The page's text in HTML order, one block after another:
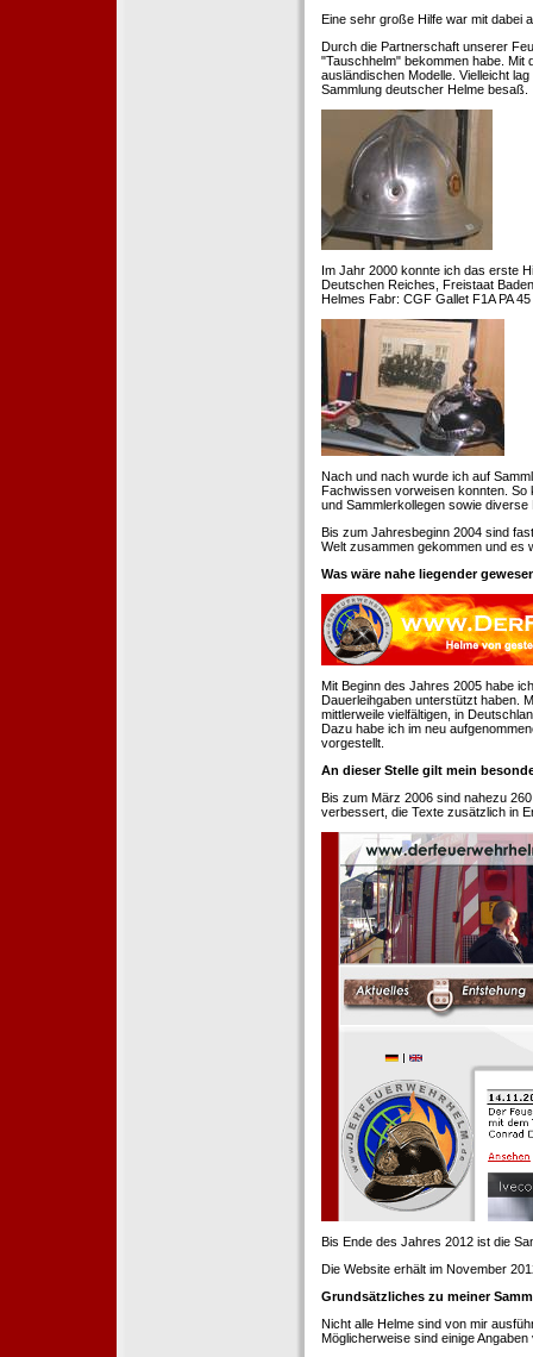
Eine sehr große Hilfe war mit dabei
Durch die Partnerschaft unserer
"Tauschhelm" bekommen habe. Mit
ausländischen Modelle. Vielleicht
Sammlung deutscher Helme besaß.
Im Jahr 2000 konnte ich das erste
Deutschen Reiches, Freistaat
Helmes Fabr: CGF Gallet F1A PA
Nach und nach wurde ich auf
Fachwissen vorweisen konnten. So
und Sammlerkollegen sowie
Bis zum Jahresbeginn 2004 sind
Welt zusammen gekommen und es
Was wäre nahe liegender
Mit Beginn des Jahres 2005 habe
Dauerleihgaben unterstützt haben.
mittlerweile vielfältigen, in
Dazu habe ich im neu
vorgestellt.
An dieser Stelle gilt mein
Bis zum März 2006 sind nahezu
verbessert, die Texte zusätzlich in
Bis Ende des Jahres 2012 ist die
Die Website erhält im November
Grundsätzliches zu meiner
Nicht alle Helme sind von mir
Möglicherweise sind einige